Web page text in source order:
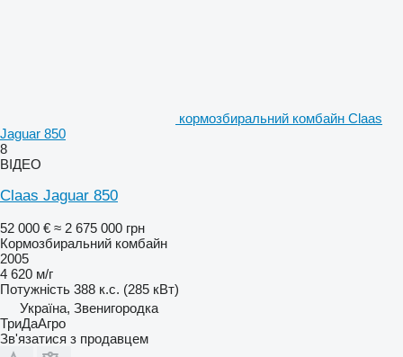
кормозбиральний комбайн Claas
Jaguar 850
8
ВІДЕО
Claas Jaguar 850
52 000 € ≈ 2 675 000 грн
Кормозбиральний комбайн
2005
4 620 м/г
Потужність 388 к.с. (285 кВт)
Україна, Звенигородка
ТриДаАгро
Зв'язатися з продавцем